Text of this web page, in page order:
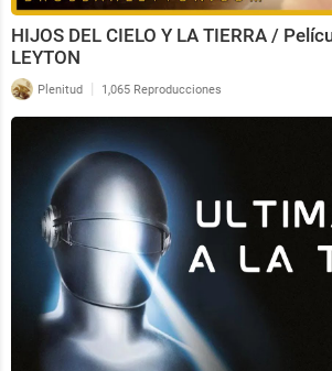
HIJOS DEL CIELO Y LA TIERRA /
LEYTON
Plenitud | 1,065 Reproducciones